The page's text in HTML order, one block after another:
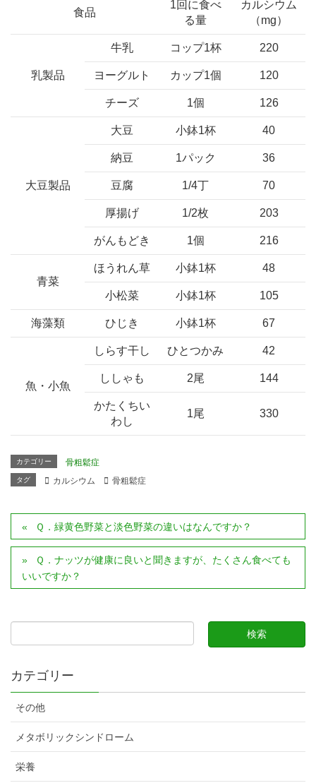
食品
1回に食べ
る量
カルシウム
（mg）
乳製品
牛乳 コップ1杯 220
ヨーグルト カップ1個 120
チーズ 1個 126
大豆製品
大豆 小鉢1杯 40
納豆 1パック 36
豆腐 1/4丁 70
厚揚げ 1/2枚 203
がんもどき 1個 216
青菜
ほうれん草 小鉢1杯 48
小松菜 小鉢1杯 105
海藻類 ひじき 小鉢1杯 67
魚・小魚
しらす干し ひとつかみ 42
ししゃも 2尾 144
かたくちい
わし
1尾 330
カテゴリー 骨粗鬆症
タグ カルシウム 骨粗鬆症
Ｑ．緑黄色野菜と淡色野菜の違いはなんですか？
Ｑ．ナッツが健康に良いと聞きますが、たくさん食べても
いいですか？
カテゴリー
その他
メタボリックシンドローム
栄養